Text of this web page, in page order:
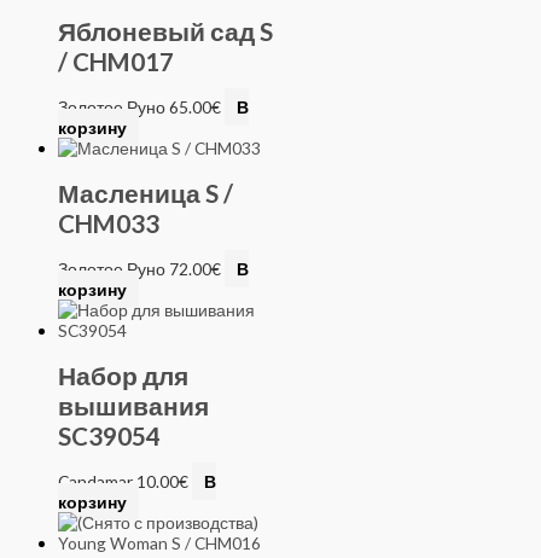
Яблоневый сад S
/ CHM017
Золотое Руно65.00€
В
корзину
Масленица S /
CHM033
Золотое Руно 72.00€
В
корзину
Набор для
вышивания
SC39054
Candamar 10.00€
В
корзину